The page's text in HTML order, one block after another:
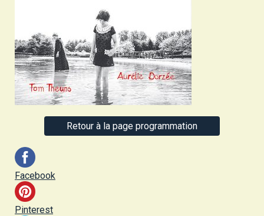
Retour à la page programmation
Facebook
Pinterest